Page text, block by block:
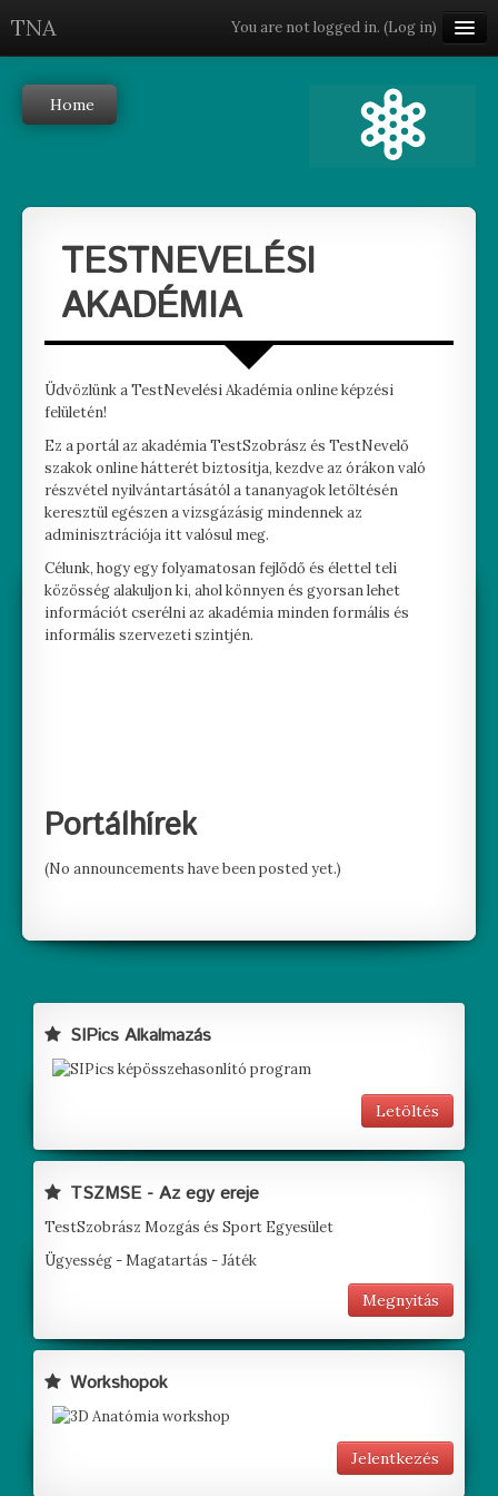
TNA You are not logged in. (Log in)
Home
TESTNEVELÉSI
AKADÉMIA
Üdvözlünk a TestNevelési Akadémia online képzési
felületén!
Ez a portál az akadémia TestSzobrász és TestNevelő
szakok online hátterét biztosítja, kezdve az órákon való
részvétel nyilvántartásától a tananyagok letöltésén
keresztül egészen a vizsgázásig mindennek az
adminisztrációja itt valósul meg.
Célunk, hogy egy folyamatosan fejlődő és élettel teli
közösség alakuljon ki, ahol könnyen és gyorsan lehet
információt cserélni az akadémia minden formális és
informális szervezeti szintjén.
Portálhírek
(No announcements have been posted yet.)
SIPics Alkalmazás
Letöltés
TSZMSE - Az egy ereje
TestSzobrász Mozgás és Sport Egyesület
Ügyesség - Magatartás - Játék
Megnyitás
Workshopok
Jelentkezés